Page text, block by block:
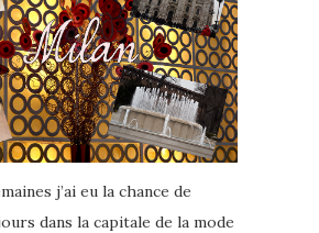
j’ai eu la chance de
dans la capitale de la mode